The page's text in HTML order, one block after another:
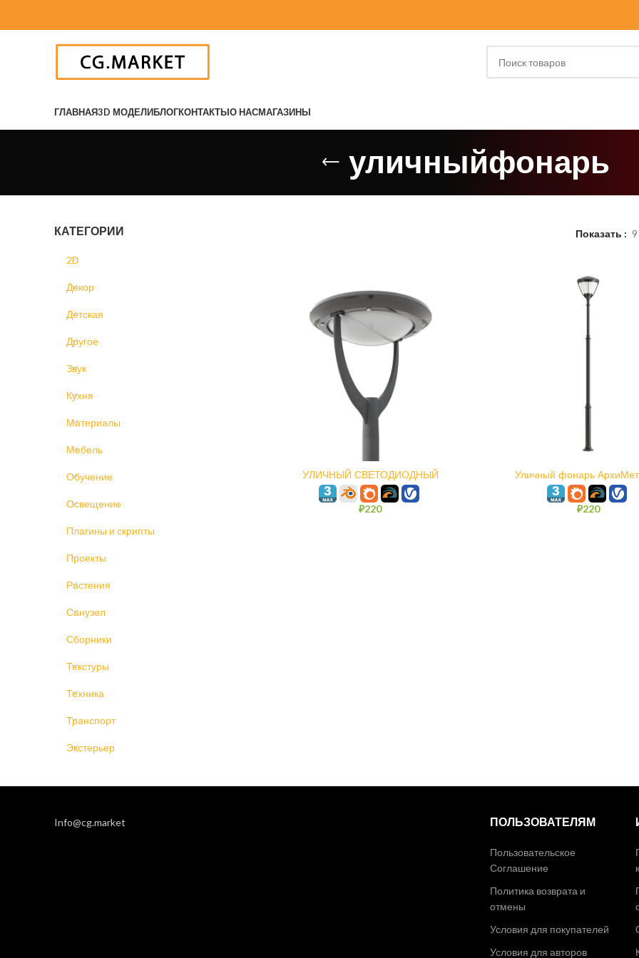
ГЛАВНАЯ3D МОДЕЛИБЛОГКОНТАКТЫО НАСМАГАЗИНЫ
уличныйфонарь
КАТЕГОРИИ
2D
Декор
Детская
Другое
Звук
Кухня
Материалы
Мебель
Обучение
Освещение
Плагины и скрипты
Проекты
Растения
Санузел
Сборники
Текстуры
Техника
Транспорт
Экстерьер
Показать 9
В КОРЗИНУ
УЛИЧНЫЙ СВЕТОДИОДНЫЙ
СВЕТИЛЬНИК ИСТРА
₽220
В КОРЗИНУ
Уличный фонарь
₽220
Info@cg.market ПОЛЬЗОВАТЕЛЯМ
Пользовательское
Соглашение
Политика возврата и
отмены
Условия для покупателей
Условия для авторов